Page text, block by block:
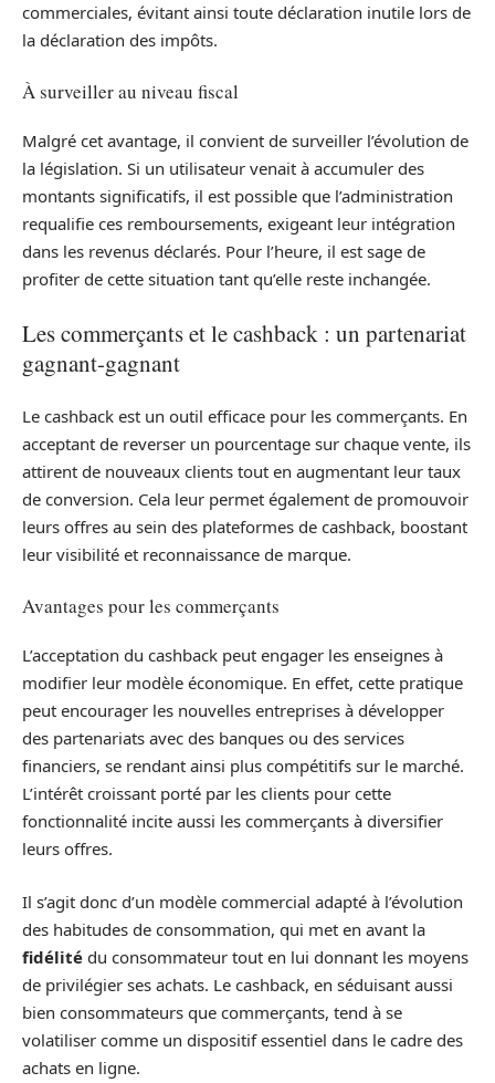
commerciales, évitant ainsi toute déclaration inutile lors de
la déclaration des impôts.
À surveiller au niveau fiscal
Malgré cet avantage, il convient de surveiller l’évolution de
la législation. Si un utilisateur venait à accumuler des
montants significatifs, il est possible que l’administration
requalifie ces remboursements, exigeant leur intégration
dans les revenus déclarés. Pour l’heure, il est sage de
profiter de cette situation tant qu’elle reste inchangée.
Les commerçants et le cashback : un partenariat
gagnant-gagnant
Le cashback est un outil efficace pour les commerçants. En
acceptant de reverser un pourcentage sur chaque vente, ils
attirent de nouveaux clients tout en augmentant leur taux
de conversion. Cela leur permet également de promouvoir
leurs offres au sein des plateformes de cashback, boostant
leur visibilité et reconnaissance de marque.
Avantages pour les commerçants
L’acceptation du cashback peut engager les enseignes à
modifier leur modèle économique. En effet, cette pratique
peut encourager les nouvelles entreprises à développer
des partenariats avec des banques ou des services
financiers, se rendant ainsi plus compétitifs sur le marché.
L’intérêt croissant porté par les clients pour cette
fonctionnalité incite aussi les commerçants à diversifier
leurs offres.
Il s’agit donc d’un modèle commercial adapté à l’évolution
des habitudes de consommation, qui met en avant la
fidélité du consommateur tout en lui donnant les moyens
de privilégier ses achats. Le cashback, en séduisant aussi
bien consommateurs que commerçants, tend à se
volatiliser comme un dispositif essentiel dans le cadre des
achats en ligne.